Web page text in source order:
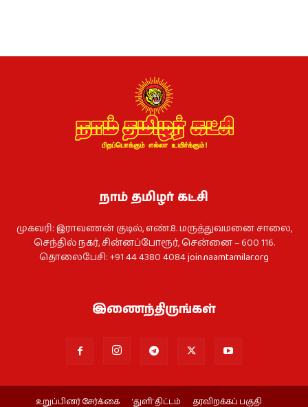
நாம் தமிழர் கட்சி
முகவரி: இராவணன் குடில், எண்.8. மருத்துவமனை சாலை,
செந்தில் நகர், சின்னப்போரூர், சென்னை – 600 116.
தொலைபேசி: +91 44 4380 4084join.naamtamilar.org
இணைந்திருங்கள்
உறுப்பினர் சேர்க்கை ‘துளி’ திட்டம் தரவிறக்கப் பகுதி